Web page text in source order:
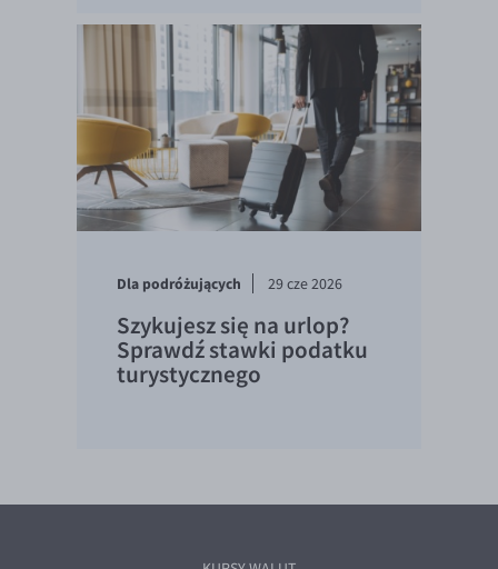
Dla podróżujących 29 cze 2026
Szykujesz się na urlop?
Sprawdź stawki podatku
turystycznego